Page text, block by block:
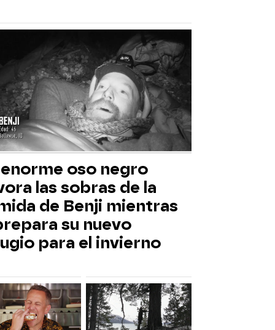
oso negro
las sobras de la
de Benji mientras
su nuevo
para el invierno